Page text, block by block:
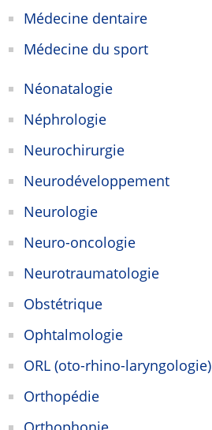
Médecine dentaire
Médecine du sport
Néonatalogie
Néphrologie
Neurochirurgie
Neurodéveloppement
Neurologie
Neuro-oncologie
Neurotraumatologie
Obstétrique
Ophtalmologie
ORL (oto-rhino-laryngologie)
Orthopédie